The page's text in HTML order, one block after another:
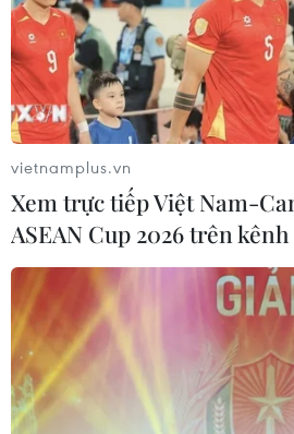
Kết quả Asian Cup 2023
Indonesia bị loại sau
28/01/2024 13:59
Đội tuyển Indonesia đã phải nói
vietnamplus.vn
Xem trực tiếp Việt Nam-
ASEAN Cup 2026 trên